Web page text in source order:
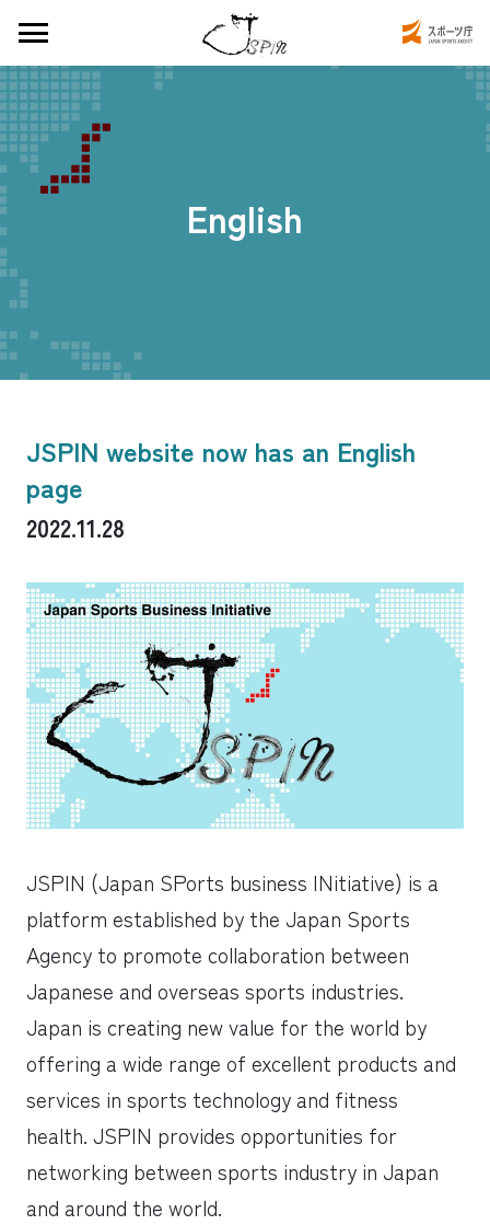
English
JSPIN website now has an English
page
2022.11.28
JSPIN (Japan SPorts business INitiative) is a
platform established by the Japan Sports
Agency to promote collaboration between
Japanese and overseas sports industries.
Japan is creating new value for the world by
offering a wide range of excellent products and
services in sports technology and fitness
health. JSPIN provides opportunities for
networking between sports industry in Japan
and around the world.